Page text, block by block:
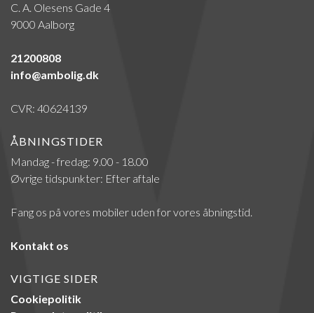
C. A. Olesens Gade 4
9000 Aalborg
21200808
info@ambolig.dk
CVR: 40624139
ÅBNINGSTIDER
Mandag - fredag: 9.00 - 18.00
Øvrige tidspunkter: Efter aftale
Fang os på vores mobiler uden for vores åbningstid.
Kontakt os
VIGTIGE SIDER
Cookiepolitik